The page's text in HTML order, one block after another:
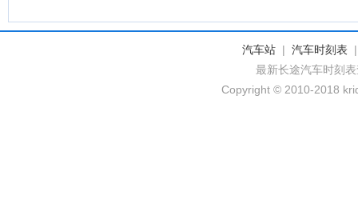
汽车站 | 汽车时刻表
最新长途汽车时刻
Copyright © 2010-2018